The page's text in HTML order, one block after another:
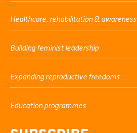
Healthcare, rehabilitation & awareness
Building feminist leadership
Expanding reproductive freedoms
Education programmes